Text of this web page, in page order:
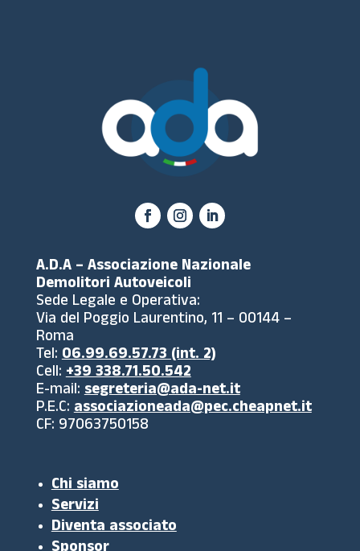
A.D.A – Associazione Nazionale
Demolitori Autoveicoli
Sede Legale e Operativa:
Via del Poggio Laurentino, 11 – 00144 –
Roma
Tel:06.99.69.57.73 (int. 2)
Cell:+39 338.71.50.542
E-mail:segreteria@ada-net.it
P.E.C:associazioneada@pec.cheapnet.it
CF: 97063750158
Chi siamo
Servizi
Diventa associato